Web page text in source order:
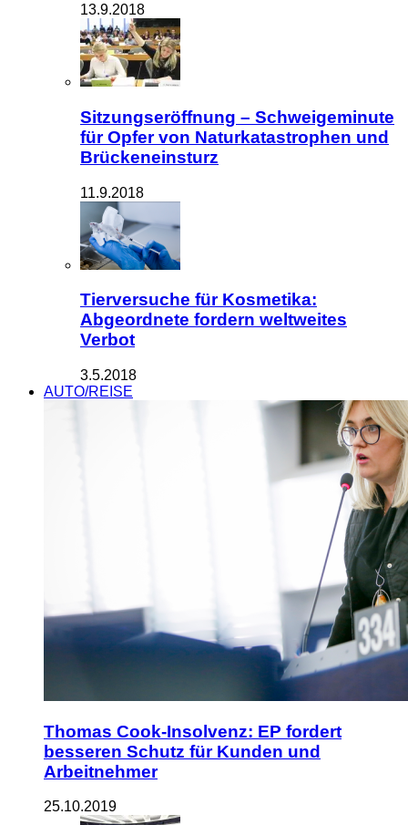
13.9.2018
Sitzungseröffnung – Schweigeminute
für Opfer von Naturkatastrophen und
Brückeneinsturz
11.9.2018
Tierversuche für Kosmetika:
Abgeordnete fordern weltweites
Verbot
3.5.2018
AUTO/REISE
Thomas Cook-Insolvenz: EP fordert
besseren Schutz für Kunden und
Arbeitnehmer
25.10.2019